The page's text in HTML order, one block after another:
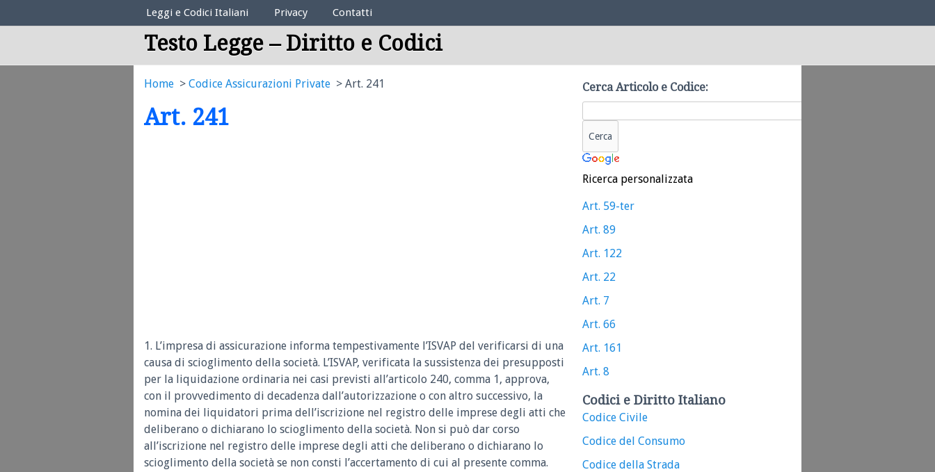
Elenco Codici Legali
Leggi e Codici Italiani Privacy Contatti
Testo Legge – Diritto e Codici
Home Codice Assicurazioni Private Art. 241
Art. 241
1. L’impresa di assicurazione informa tempestivamente l’ISVAP del verificarsi di una
causa di scioglimento della società. L’ISVAP, verificata la sussistenza dei presupposti
per la liquidazione ordinaria nei casi previsti all’articolo 240, comma 1, approva,
con il provvedimento di decadenza dall’autorizzazione o con altro successivo, la
nomina dei liquidatori prima dell’iscrizione nel registro delle imprese degli atti che
deliberano o dichiarano lo scioglimento della società. Non si può dar corso
all’iscrizione nel registro delle imprese degli atti che deliberano o dichiarano lo
scioglimento della società se non consti l’accertamento di cui al presente comma.
Cerca Articolo e Codice:
Ricerca personalizzata
Art. 59-ter
Art. 89
Art. 122
Art. 22
Art. 7
Art. 66
Art. 161
Art. 8
Codici e Diritto Italiano
Codice Civile
Codice del Consumo
Codice della Strada